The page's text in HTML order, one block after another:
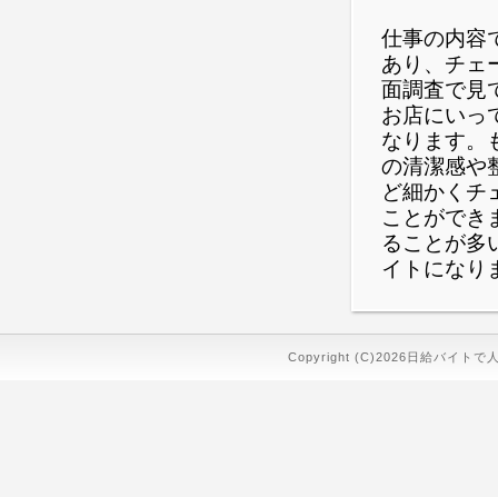
仕事の内容
あり、チェ
面調査で見
お店にいっ
なります。
の清潔感や
ど細かくチ
ことができ
ることが多
イトになり
Copyright (C)2026日給バイトで